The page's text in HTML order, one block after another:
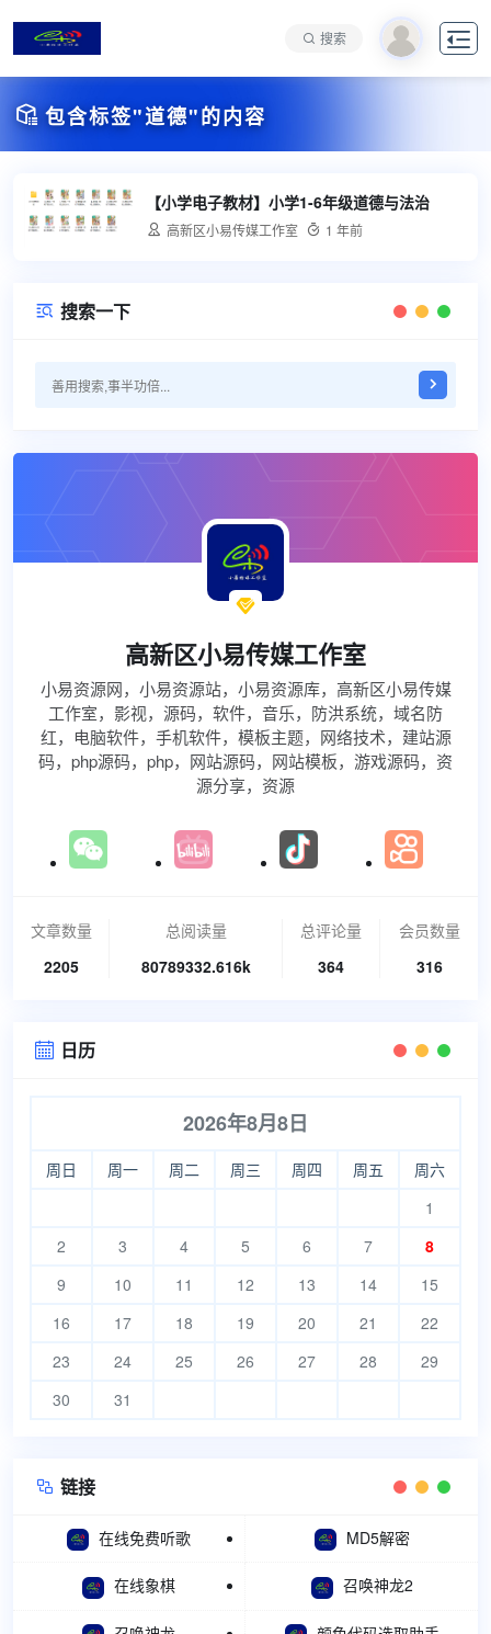
搜索 
 包含标签"道德"的内容
【小学电子教材】小学1-6年级道德与法治
 高新区小易传媒工作室  1 年前
 搜索一下

高新区小易传媒工作室
小易资源网，小易资源站，小易资源库，高新区小易传媒
工作室，影视，源码，软件，音乐，防洪系统，域名防
红，电脑软件，手机软件，模板主题，网络技术，建站源
码，php源码，php，网站源码，网站模板，游戏源码，资
源分享，资源
文章数量
2205
总阅读量
80789332.616k
总评论量
364
会员数量
316
 日历
2026年8月8日
周日 周一 周二 周三 周四 周五
周六
1
2
3 4 5 6 7
8
9
10 11 12 13 14
15
16
17 18 19 20 21
22
23
24 25 26 27 28
29
30
31
 链接
在线免费听歌 MD5解密
在线象棋 召唤神龙2